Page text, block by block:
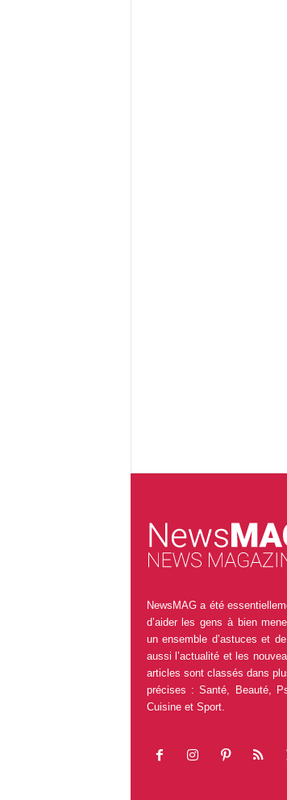
NewsMAG a été
d’aider les gens à bien
un ensemble d’astuces et
aussi l’actualité et les
articles sont classés dans
précises : Santé, Beauté,
Cuisine et Sport.